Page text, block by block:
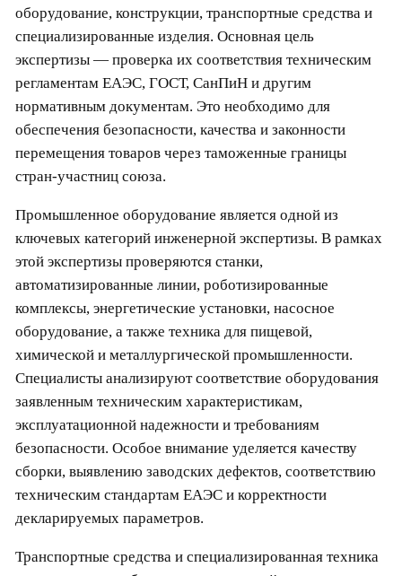
оборудование, конструкции, транспортные средства и
специализированные изделия. Основная цель
экспертизы — проверка их соответствия техническим
регламентам ЕАЭС, ГОСТ, СанПиН и другим
нормативным документам. Это необходимо для
обеспечения безопасности, качества и законности
перемещения товаров через таможенные границы
стран-участниц союза.
Промышленное оборудование является одной из
ключевых категорий инженерной экспертизы. В рамках
этой экспертизы проверяются станки,
автоматизированные линии, роботизированные
комплексы, энергетические установки, насосное
оборудование, а также техника для пищевой,
химической и металлургической промышленности.
Специалисты анализируют соответствие оборудования
заявленным техническим характеристикам,
эксплуатационной надежности и требованиям
безопасности. Особое внимание уделяется качеству
сборки, выявлению заводских дефектов, соответствию
техническим стандартам ЕАЭС и корректности
декларируемых параметров.
Транспортные средства и специализированная техника